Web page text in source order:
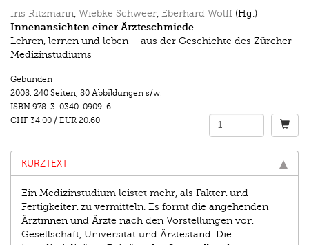
Iris Ritzmann Wiebke Schweer Eberhard Wolff (Hg.)
Innenansichten einer Ärzteschmiede
Lehren, lernen und leben – aus der Geschichte des Zürcher
Medizinstudiums
Gebunden
2008. 240 Seiten 80 Abbildungen s/w.
ISBN 978-3-0340-0909-6
CHF 34.00 / EUR 20.60
KURZTEXT
Ein Medizinstudium leistet mehr, als Fakten und
Fertigkeiten zu vermitteln. Es formt die angehenden
Ärztinnen und Ärzte nach den Vorstellungen von
Gesellschaft, Universität und Ärztestand. Die